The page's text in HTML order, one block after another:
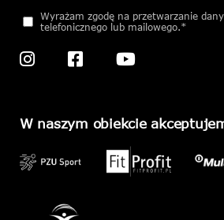
Wyrażam zgodę na przetwarzanie
telefonicznego lub mailowego.*
W naszym obiekcie